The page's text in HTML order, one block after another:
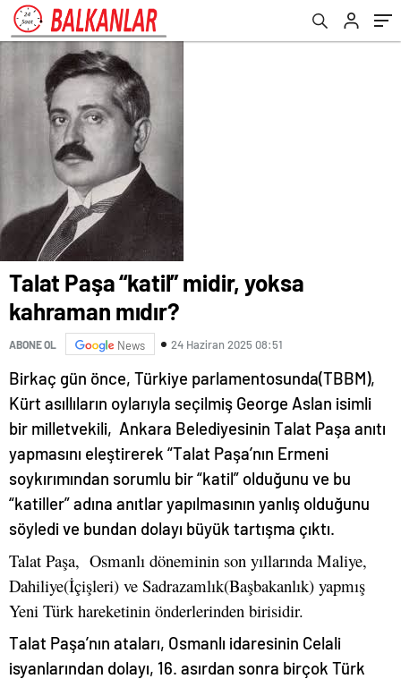
Talat Paşa “katil” midir, yoksa
kahraman mıdır?
ABONE OL News 24 Haziran 2025 08:51
Birkaç gün önce, Türkiye parlamentosunda(TBBM),
Kürt asıllıların oylarıyla seçilmiş George Aslan isimli
bir milletvekili, Ankara Belediyesinin Talat Paşa anıtı
yapmasını eleştirerek “Talat Paşa’nın Ermeni
soykırımından sorumlu bir “katil” olduğunu ve bu
“katiller” adına anıtlar yapılmasının yanlış olduğunu
söyledi ve bundan dolayı büyük tartışma çıktı.
Talat Paşa, Osmanlı döneminin son yıllarında Maliye,
Dahiliye(İçişleri) ve Sadrazamlık(Başbakanlık) yapmış
Yeni Türk hareketinin önderlerinden birisidir.
Talat Paşa’nın ataları, Osmanlı idaresinin Celali
isyanlarından dolayı, 16. asırdan sonra birçok Türk